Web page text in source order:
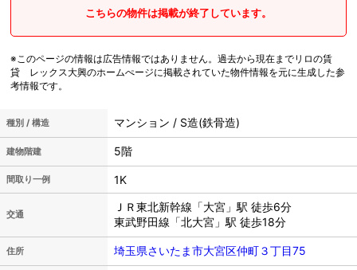
こちらの物件は掲載が終了しています。
※このページの情報は広告情報ではありません。過去から現在までリロの賃
貸 レックス大興のホームぺージに掲載されていた物件情報を元に生成した参
考情報です。
種別 / 構造 マンション / S造(鉄骨造)
建物階建 5階
間取り一例 1K
交通
ＪＲ東北新幹線「大宮」駅 徒歩6分
東武野田線「北大宮」駅 徒歩18分
住所 埼玉県さいたま市大宮区仲町３丁目75